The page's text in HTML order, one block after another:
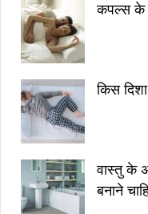
कपल्स के
किस
वास्तु के
बनाने